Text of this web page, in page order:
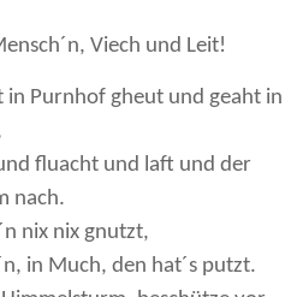
Viech und Leit!
in Purnhof gheut und geaht in
fluacht und laft und der
nach.
nix nix gnutzt,
in Much, den hat´s putzt.